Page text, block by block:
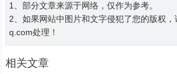
1、部分文章来源于网络，仅作为参考。
2、如果网站中图片和文字侵犯了您的版权
q.com处理！
相关文章